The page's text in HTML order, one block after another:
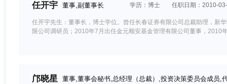
任开宇 董事,副董事长 学历：博士 任职日期：2010-
任开宇先生：董事长，博士学位。曾任长春证券有限公司总裁助理，新
限公司调研员；2010年7月出任金元顺安基金管理有限公司董事，2010
邝晓星 董事,董事会秘书,总经理（总裁）,投资决策委员会成员,